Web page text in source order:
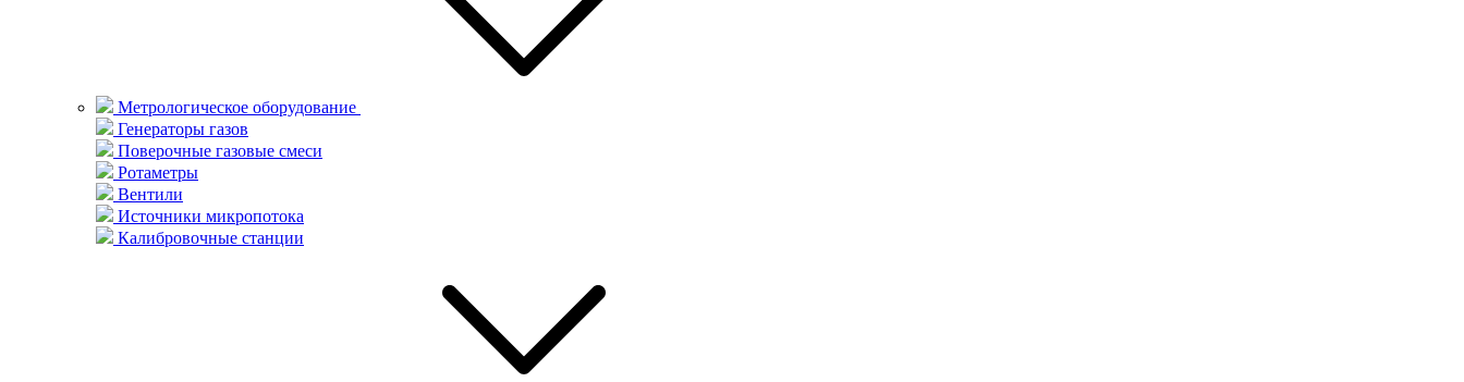
Метрологическое оборудование
Генераторы газов
Поверочные газовые смеси
Ротаметры
Вентили
Источники микропотока
Калибровочные станции